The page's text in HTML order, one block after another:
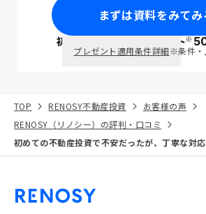
まずは資料をみてみ
初回面談で ポイント※
プレゼント適用条件詳細※条件・
TOP RENOSY不動産投資
お客様の声
RENOSY（リノシー）の評判・口コミ
初めての不動産投資で不安だったが、丁寧な対